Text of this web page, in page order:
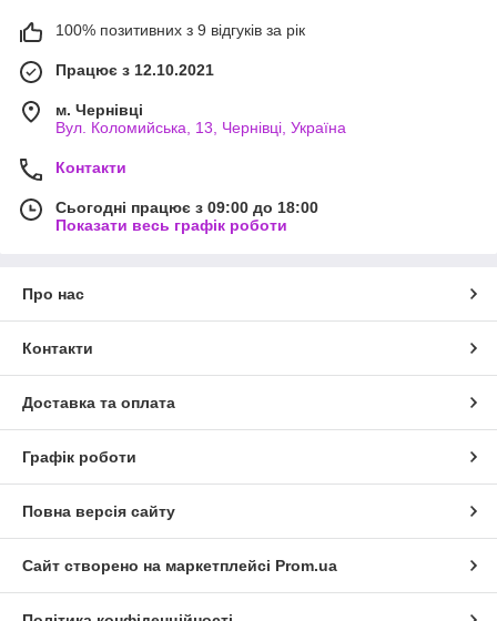
100% позитивних з 9 відгуків за рік
Працює з 12.10.2021
м. Чернівці
Вул. Коломийська, 13, Чернівці, Україна
Контакти
Сьогодні працює з 09:00 до 18:00
Показати весь графік роботи
Про нас
Контакти
Доставка та оплата
Графік роботи
Повна версія сайту
Сайт створено на маркетплейсі Prom.ua